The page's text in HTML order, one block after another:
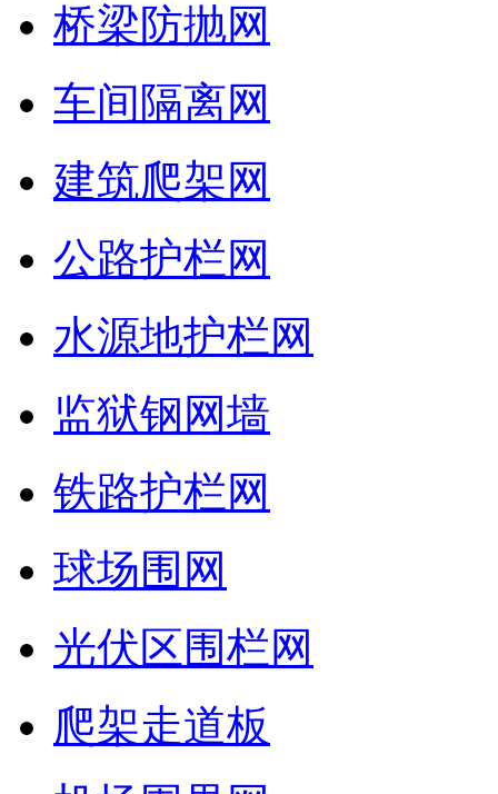
桥梁防抛网
车间隔离网
建筑爬架网
公路护栏网
水源地护栏网
监狱钢网墙
铁路护栏网
球场围网
光伏区围栏网
爬架走道板